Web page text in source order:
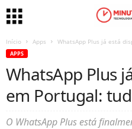
Início Apps WhatsApp Plus já está
APPS
WhatsApp Plus
em Portugal:
O WhatsApp Plus está